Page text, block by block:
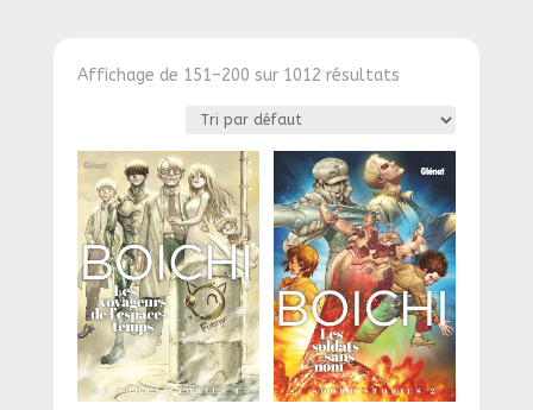
Affichage de 151–200 sur 1012 résultats